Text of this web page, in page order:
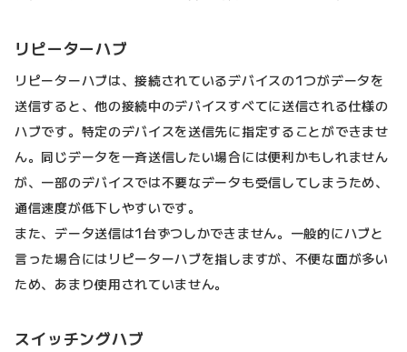
リピーターハブ
リピーターハブは、接続されているデバイスの1つがデータを
送信すると、他の接続中のデバイスすべてに送信される仕様の
ハブです。特定のデバイスを送信先に指定することができませ
ん。同じデータを一斉送信したい場合には便利かもしれません
が、一部のデバイスでは不要なデータも受信してしまうため、
通信速度が低下しやすいです。
また、データ送信は1台ずつしかできません。一般的にハブと
言った場合にはリピーターハブを指しますが、不便な面が多い
ため、あまり使用されていません。
スイッチングハブ